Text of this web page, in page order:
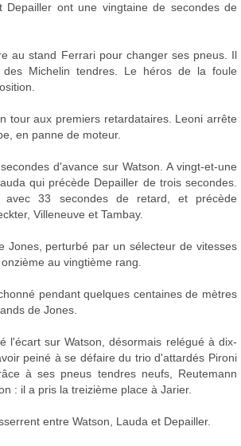
Depailler ont une vingtaine de secondes de
au stand Ferrari pour changer ses pneus. Il
des Michelin tendres. Le héros de la foule
tour aux premiers retardataires. Leoni arrête
en panne de moteur.
d'avance sur Watson. A vingt-et-une
qui précède Depailler de trois secondes.
avec 33 secondes de retard, et précède
Villeneuve et Tambay.
Jones, perturbé par un sélecteur de vitesses
au vingtième rang.
pendant quelques centaines de mètres
de Jones.
l'écart sur Watson, désormais relégué à dix-
peiné à se défaire du trio d'attardés Pironi
à ses pneus tendres neufs, Reutemann
: il a pris la treizième place à Jarier.
entre Watson, Lauda et Depailler.